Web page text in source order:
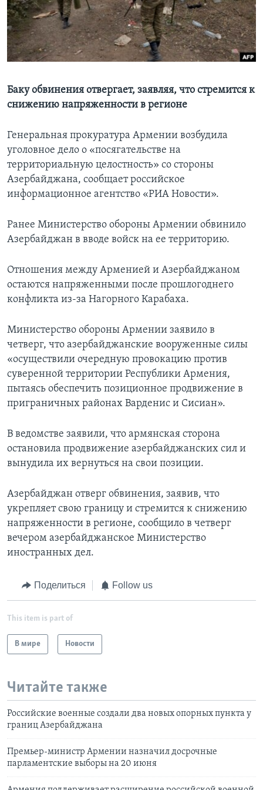
Learning English
СОЦИАЛЬНЫЕ СЕТИ
Языки
Баку обвинения отвергает, заявляя, что стремится к
снижению напряженности в регионе
Генеральная прокуратура Армении возбудила
уголовное дело о «посягательстве на
территориальную целостность» со стороны
Азербайджана, сообщает российское
информационное агентство «РИА Новости».
Ранее Министерство обороны Армении обвинило
Азербайджан в вводе войск на ее территорию.
Отношения между Арменией и Азербайджаном
остаются напряженными после прошлогоднего
конфликта из-за Нагорного Карабаха.
Министерство обороны Армении заявило в
четверг, что азербайджанские вооруженные силы
«осуществили очередную провокацию против
суверенной территории Республики Армения,
пытаясь обеспечить позиционное продвижение в
приграничных районах Варденис и Сисиан».
В ведомстве заявили, что армянская сторона
остановила продвижение азербайджанских сил и
вынудила их вернуться на свои позиции.
Азербайджан отверг обвинения, заявив, что
укрепляет свою границу и стремится к снижению
напряженности в регионе, сообщило в четверг
вечером азербайджанское Министерство
иностранных дел.
Поделиться Follow us
This item is part of
В мире Новости
Читайте также
Российские военные создали два новых опорных пункта у
границ Азербайджана
Премьер-министр Армении назначил досрочные
парламентские выборы на 20 июня